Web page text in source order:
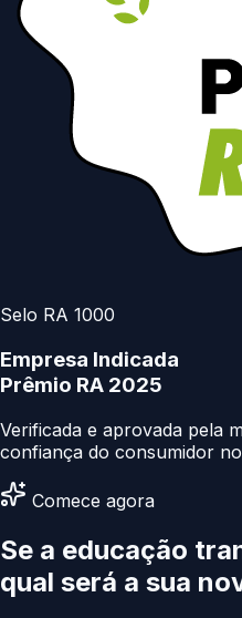
Selo RA 1000
Empresa Indicada
Prêmio RA 2025
Verificada e aprovada pela
confiança do consumidor
Comece agora
Se a educação
qual será a sua